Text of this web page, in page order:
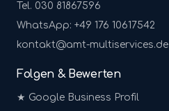
Tel. 030 81867596
WhatsApp: +49 176 10617542
kontakt@amt-multiservices.de
Folgen & Bewerten
★ Google Business Profil